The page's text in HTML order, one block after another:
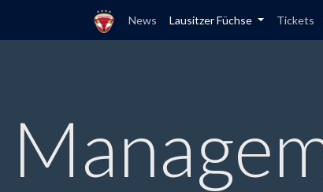
News Lausitzer Füchse Tickets